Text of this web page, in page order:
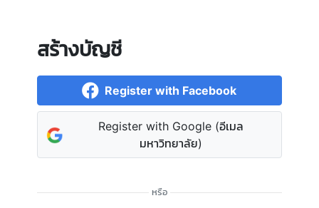
สร้างบัญชี
Register with Facebook
Register with Google (อีเมล
มหาวิทยาลัย)